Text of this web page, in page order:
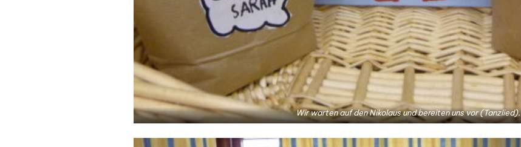
Wir warten auf den Nikolaus und bereiten uns vor (Tanzlied).